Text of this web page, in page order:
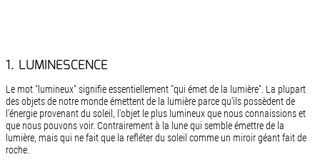
1. LUMINESCENCE
Le mot "lumineux" signifie essentiellement "qui émet de la lumière". La plupart
des objets de notre monde émettent de la lumière parce qu'ils possèdent de
l'énergie provenant du soleil, l'objet le plus lumineux que nous connaissions et
que nous pouvons voir. Contrairement à la lune qui semble émettre de la
lumière, mais qui ne fait que la refléter du soleil comme un miroir géant fait de
roche.